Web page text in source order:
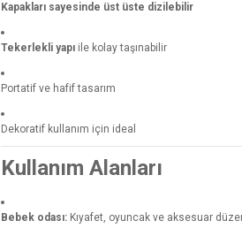
Kapakları sayesinde üst üste dizilebilir
Tekerlekli yapı ile kolay taşınabilir
Portatif ve hafif tasarım
Dekoratif kullanım için ideal
Kullanım Alanları
Bebek odası: Kıyafet, oyuncak ve aksesuar